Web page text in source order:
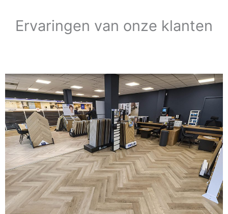
Ervaringen van onze klanten